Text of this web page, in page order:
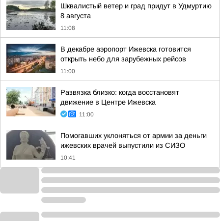
Шквалистый ветер и град придут в Удмуртию
8 августа
11:08
В декабре аэропорт Ижевска готовится
открыть небо для зарубежных рейсов
11:00
Развязка близко: когда восстановят
движение в Центре Ижевска
11:00
Помогавших уклоняться от армии за деньги
ижевских врачей выпустили из СИЗО
10:41